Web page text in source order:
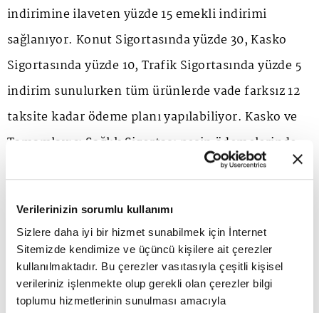
Verilerinizin sorumlu kullanımı
Sizlere daha iyi bir hizmet sunabilmek için İnternet
Sitemizde kendimize ve üçüncü kişilere ait çerezler
kullanılmaktadır. Bu çerezler vasıtasıyla çeşitli kişisel
verileriniz işlenmekte olup gerekli olan çerezler bilgi
toplumu hizmetlerinin sunulması amacıyla
indirimine ilaveten yüzde 15 emekli indirimi
sağlanıyor. Konut Sigortasında yüzde 30, Kasko
Sigortasında yüzde 10, Trafik Sigortasında yüzde 5
indirim sunulurken tüm ürünlerde vade farksız 12
taksite kadar ödeme planı yapılabiliyor. Kasko ve
Tamamlayıcı Sağlık Sigortası peşin ödemelerinde
ise ilave yüzde 10 indirim imkânı tanınıyor.
Kampanya, 29 Temmuz - 31 Aralık 2026 tarihleri
arasında düzenlenecek yeni ve yenilenecek
poliçelerde geçerli olacak.